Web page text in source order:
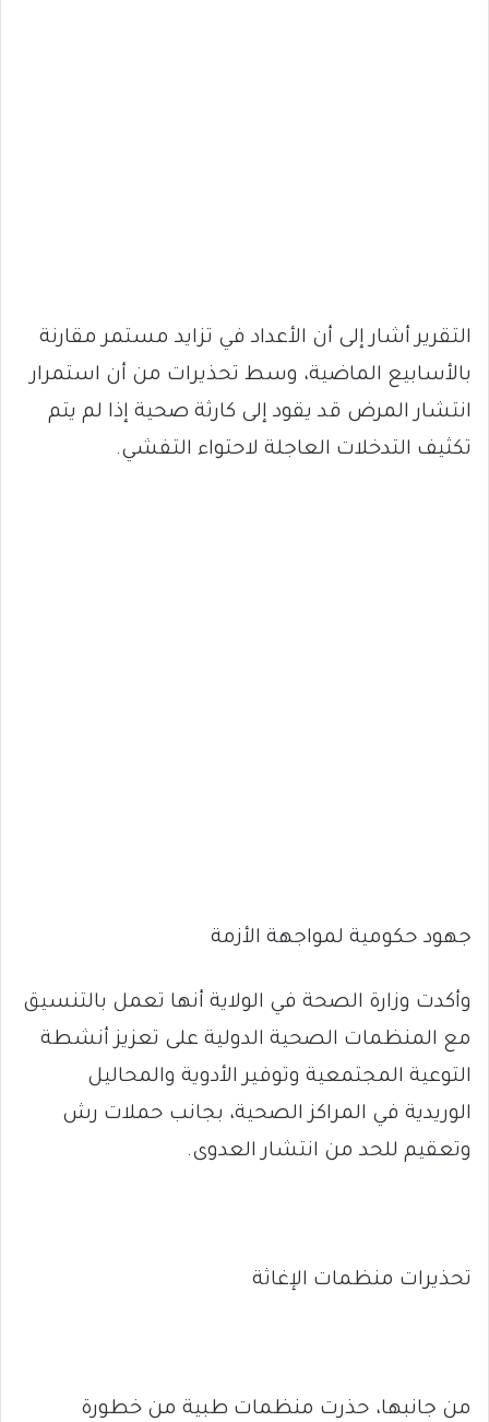
التقرير أشار إلى أن الأعداد في تزايد مستمر مقارنة
بالأسابيع الماضية، وسط تحذيرات من أن استمرار
انتشار المرض قد يقود إلى كارثة صحية إذا لم يتم
تكثيف التدخلات العاجلة لاحتواء التفشي.
جهود حكومية لمواجهة الأزمة
وأكدت وزارة الصحة في الولاية أنها تعمل بالتنسيق
مع المنظمات الصحية الدولية على تعزيز أنشطة
التوعية المجتمعية وتوفير الأدوية والمحاليل
الوريدية في المراكز الصحية، بجانب حملات رش
وتعقيم للحد من انتشار العدوى.
تحذيرات منظمات الإغاثة
من جانبها، حذرت منظمات طبية من خطورة